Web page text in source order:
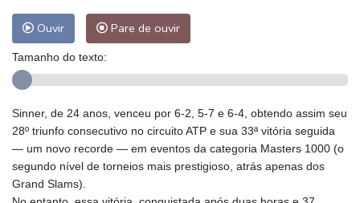
Ouvir Pare de ouvir
Tamanho do texto:
Sinner, de 24 anos, venceu por 6-2, 5-7 e 6-4, obtendo assim seu
28º triunfo consecutivo no circuito ATP e sua 33ª vitória seguida
— um novo recorde — em eventos da categoria Masters 1000 (o
segundo nível de torneios mais prestigioso, atrás apenas dos
Grand Slams).